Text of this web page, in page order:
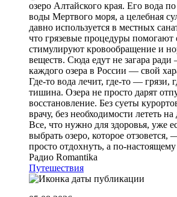
озеро Алтайского края. Его вода
воды Мертвого моря, а целебная
давно используется в местных
что грязевые процедуры помогают
стимулируют кровообращение и
веществ. Сюда едут не загара
каждого озера в России — свой
Где-то вода лечит, где-то — грязи,
тишина. Озера не просто дарят
восстановление. Без суеты
врачу, без необходимости лететь
Все, что нужно для здоровья, уже
выбрать озеро, которое отзовется,
просто отдохнуть, а по-
Радио Romantika
Путешествия